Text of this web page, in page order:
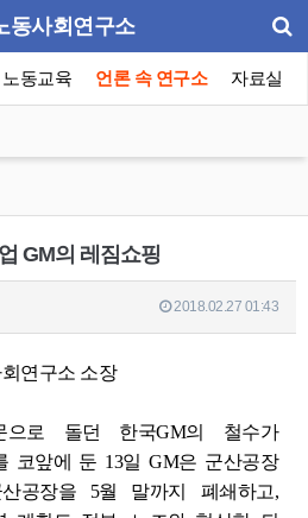
동사회연구소
노동교육 언론 속 연구소 자료실
GM의 레짐쇼핑
2018.02.27 01:43
연구소 소장
으로 돌던 한국GM의 철수가
코앞에 둔 13일 GM은 군산공장
공장을 5월 말까지 폐쇄하고,